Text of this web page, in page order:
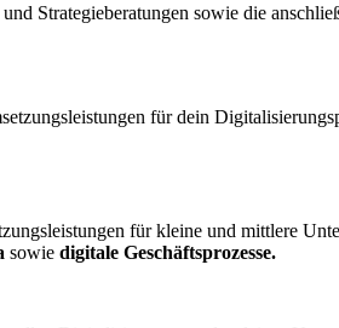
Strategieberatungen sowie die
für dein
für kleine und mittlere
sowie digitale Geschäftsprozesse.